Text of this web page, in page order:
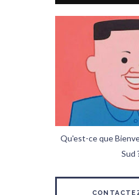
Qu'est-ce que
Sud